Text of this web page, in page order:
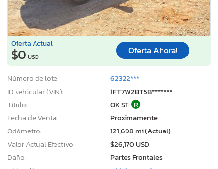
Oferta Actual
$0 USD
Oferta Ahora!
Número de lote:
62322***
ID vehicular (VIN):
1FT7W2BT5B*******
Título:
OK ST R
Fecha de Venta:
Proximamente
Odómetro:
121,698 mi (Actual)
Valor Actual Efectivo:
$26,170 USD
Daño:
Partes Frontales